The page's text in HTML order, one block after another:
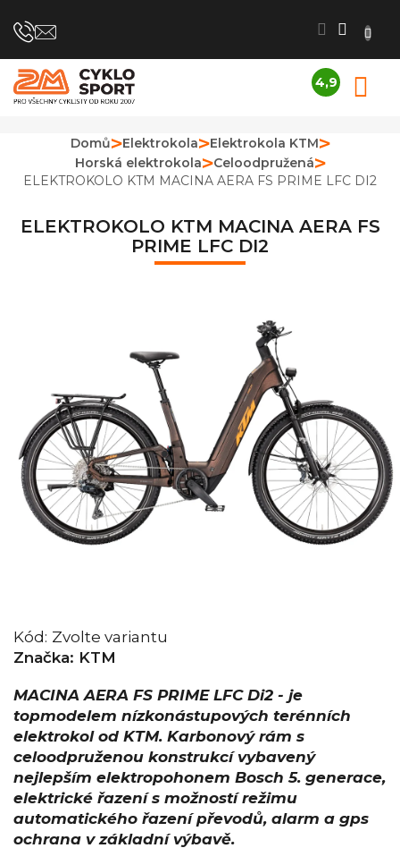
na
4,9
je
4,9
z
Domů Elektrokola
Elektrokola KTM
Horská elektrokola
Celoodpružená
ELEKTROKOLO KTM MACINA AERA FS PRIME LFC DI2
ELEKTROKOLO KTM MACINA AERA FS
PRIME LFC DI2
Kód: Zvolte variantu
Značka: KTM
MACINA AERA FS PRIME LFC Di2 - je
topmodelem nízkonástupových terénních
elektrokol od KTM. Karbonový rám s
celoodpruženou konstrukcí vybavený
nejlepším elektropohonem Bosch 5. generace,
elektrické řazení s možností režimu
automatického řazení převodů, alarm a gps
ochrana v základní výbavě.